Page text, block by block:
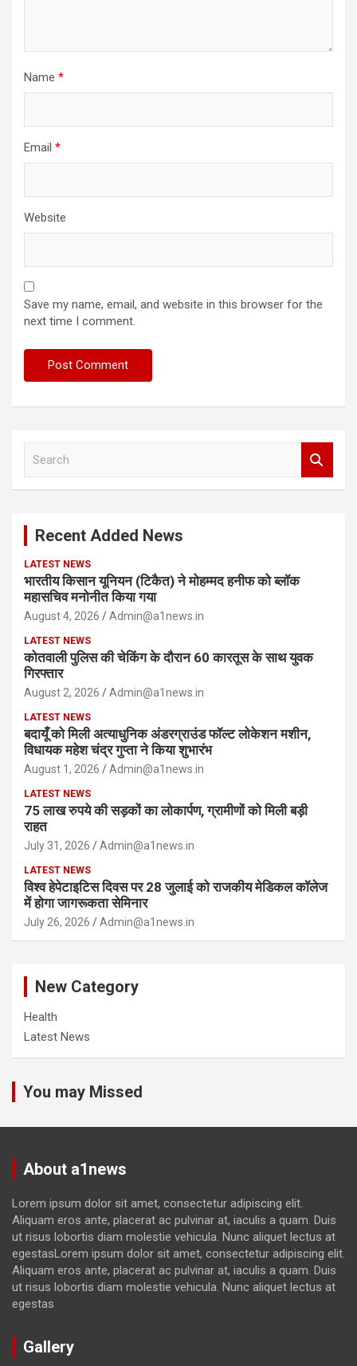
Name *
Email *
Website
Save my name, email, and website in this browser for the
next time I comment.
Recent Added News
LATEST NEWS
भारतीय किसान यूनियन (टिकैत) ने मोहम्मद हनीफ को ब्लॉक
महासचिव मनोनीत किया गया
August 4, 2026 Admin@a1news.in
LATEST NEWS
कोतवाली पुलिस की चेकिंग के दौरान 60 कारतूस के साथ युवक
गिरफ्तार
August 2, 2026 Admin@a1news.in
LATEST NEWS
बदायूँ को मिली अत्याधुनिक अंडरग्राउंड फॉल्ट लोकेशन मशीन,
विधायक महेश चंद्र गुप्ता ने किया शुभारंभ
August 1, 2026 Admin@a1news.in
LATEST NEWS
75 लाख रुपये की सड़कों का लोकार्पण, ग्रामीणों को मिली बड़ी
राहत
July 31, 2026 Admin@a1news.in
LATEST NEWS
विश्व हेपेटाइटिस दिवस पर 28 जुलाई को राजकीय मेडिकल कॉलेज
में होगा जागरूकता सेमिनार
July 26, 2026 Admin@a1news.in
New Category
Health
Latest News
You may Missed
About a1news
Lorem ipsum dolor sit amet, consectetur adipiscing elit.
Aliquam eros ante, placerat ac pulvinar at, iaculis a quam. Duis
ut risus lobortis diam molestie vehicula. Nunc aliquet lectus at
egestasLorem ipsum dolor sit amet, consectetur adipiscing elit.
Aliquam eros ante, placerat ac pulvinar at, iaculis a quam. Duis
ut risus lobortis diam molestie vehicula. Nunc aliquet lectus at
egestas
Gallery